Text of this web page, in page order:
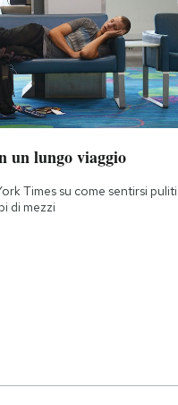
un lungo viaggio
Times su come sentirsi
di mezzi